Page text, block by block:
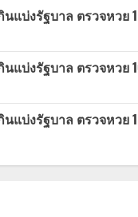
แบ่งรัฐบาล ตรวจหวย
แบ่งรัฐบาล ตรวจหวย
แบ่งรัฐบาล ตรวจหวย